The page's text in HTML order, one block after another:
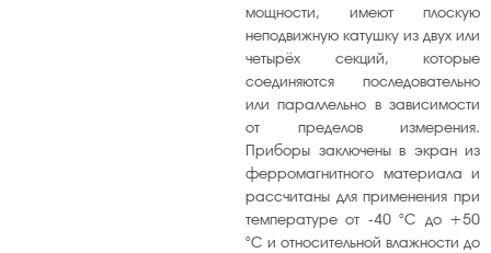
мощности, имеют плоскую
неподвижную катушку из двух или
четырёх секций, которые
соединяются последовательно
или параллельно в зависимости
от пределов измерения.
Приборы заключены в экран из
ферромагнитного материала и
рассчитаны для применения при
температуре от -40 °C до +50
°C и относительной влажности до